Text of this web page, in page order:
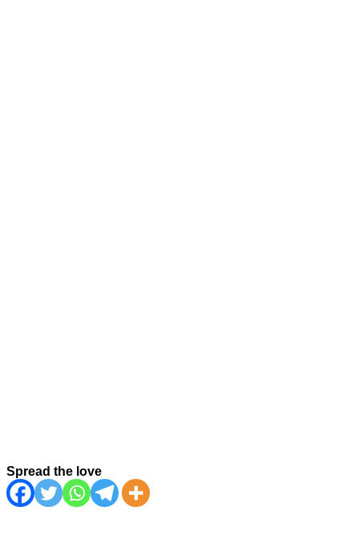
Spread the love